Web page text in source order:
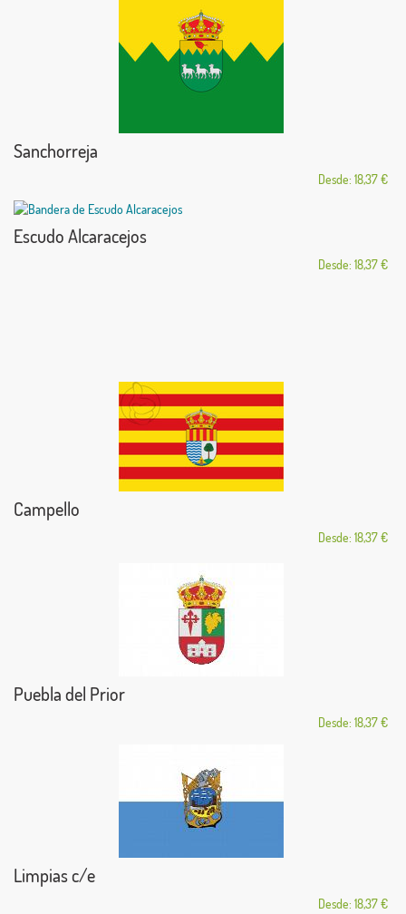
Sanchorreja
Desde: 18,37 €
Escudo Alcaracejos
Desde: 18,37 €
Campello
Desde: 18,37 €
Puebla del Prior
Desde: 18,37 €
Limpias c/e
Desde: 18,37 €